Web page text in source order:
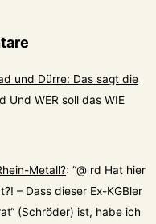
und Dürre: Das sagt die
Und WER soll das WIE
Metall?: “@ rd Hat hier
– Dass dieser Ex-KGBler
(Schröder) ist, habe ich